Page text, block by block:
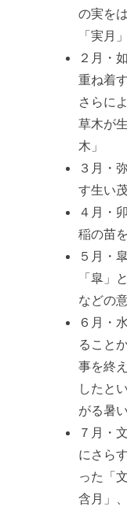
の実を
「実月」
２月・
重ね着
さらに
草木が
木」
３月・
す生い
４月・
稲の苗
５月・
「皐」
などの
６月・
ること
事を終
したと
がる暑
７月・
にさら
った「
含月」